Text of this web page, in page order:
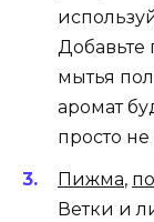
Добавьте
мытья
аромат
просто
Пижма,
Ветки и